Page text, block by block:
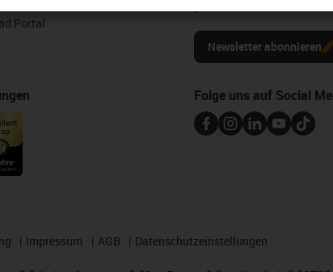
Portal
Newsletter abonnieren
Folge uns auf Social
Impressum AGB Datenschutzeinstellungen